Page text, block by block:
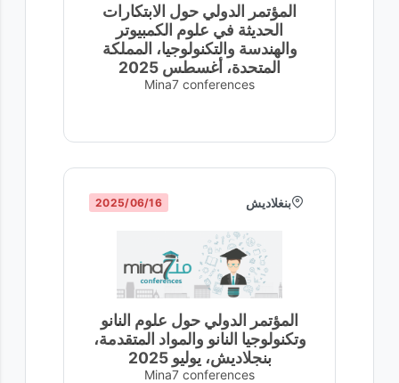
المؤتمر الدولي حول الابتكارات
الحديثة في علوم الكمبيوتر
والهندسة والتكنولوجيا، المملكة
المتحدة، أغسطس 2025
Mina7 conferences
بنغلاديش 16‏/06‏/2025
المؤتمر الدولي حول علوم النانو
وتكنولوجيا النانو والمواد المتقدمة،
بنجلاديش، يوليو 2025
Mina7 conferences